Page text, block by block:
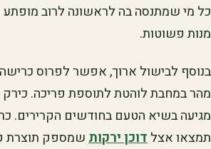
כל מי שמתנסה בה לראשונה לרוב
מנות פשוטות.
בנוסף לבישול ארוך, אפשר לפרוס
מהר במחבת לוהטת לתוספת פריכה. כירק
מגיעה בשיא הטעם בחודשים הקרירים.
תמצאו אצלדוכן ירקותשמספק תוצרת